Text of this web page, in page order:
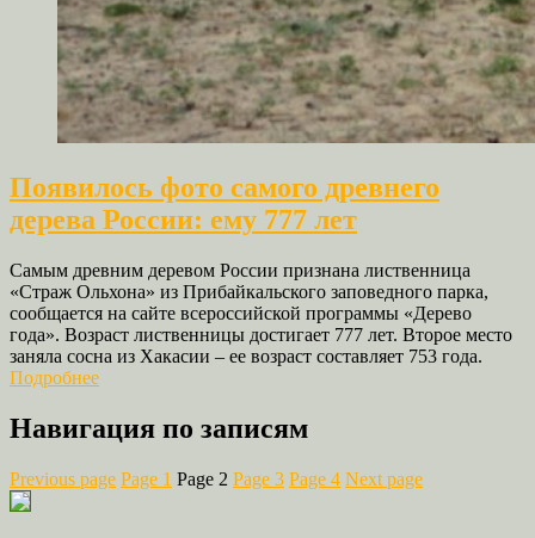
Появилось фото самого древнего
дерева России: ему 777 лет
Самым древним деревом России признана лиственница
«Страж Ольхона» из Прибайкальского заповедного парка,
сообщается на сайте всероссийской программы «Дерево
года». Возраст лиственницы достигает 777 лет. Второе место
заняла сосна из Хакасии – ее возраст составляет 753 года.
Подробнее
Навигация по записям
Previous page Page 1 Page 2 Page 3 Page 4 Next page